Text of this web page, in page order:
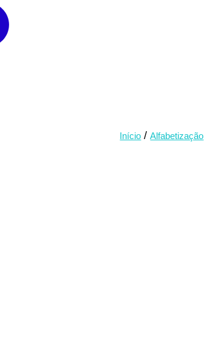
Início /Alfabetização